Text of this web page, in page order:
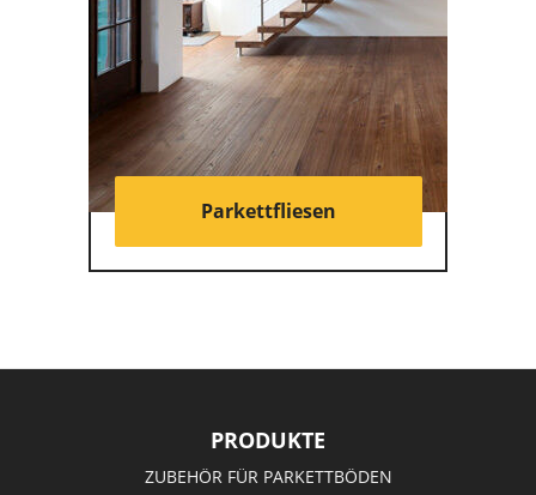
Parkettfliesen
PRODUKTE
ZUBEHÖR FÜR PARKETTBÖDEN